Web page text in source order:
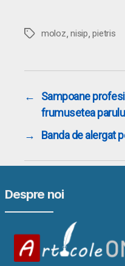
Etichete
moloz,nisip,pietris
←
Sampoane
frumusetea
→
Banda de alergat
Despre noi